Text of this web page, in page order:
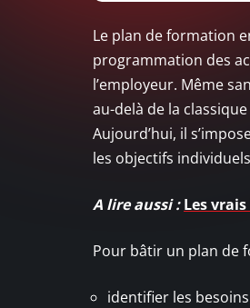
Le plan de formation
programmation des
l’employeur. Même
au-delà de la
Aujourd’hui, il
les objectifs
A lire aussi : Les
Pour bâtir un plan de
identifier les